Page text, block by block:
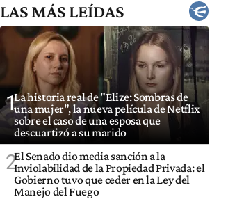
LAS MÁS LEÍDAS
1La historia real de "Elize: Sombras de
una mujer", la nueva película de Netflix
sobre el caso de una esposa que
descuartizó a su marido
2El Senado dio media sanción a la
Inviolabilidad de la Propiedad Privada: el
Gobierno tuvo que ceder en la Ley del
Manejo del Fuego